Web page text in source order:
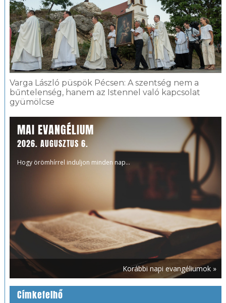
Varga László püspök Pécsen: A szentség nem a
bűntelenség, hanem az Istennel való kapcsolat
gyümölcse
MAI EVANGÉLIUM
2026. AUGUSZTUS 6.
Hogy örömhírrel induljon minden nap...
Korábbi napi evangéliumok »
Címkefelhő